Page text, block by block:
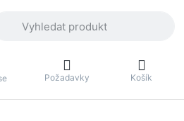
Požadavky Košík